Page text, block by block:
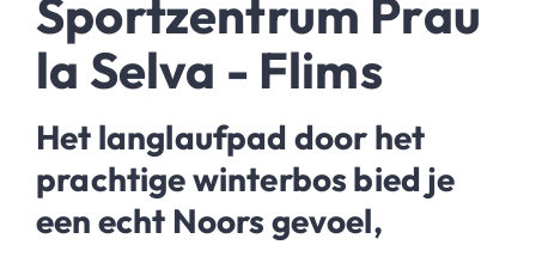
Sportzentrum Prau
la Selva - Flims
Het langlaufpad door het
prachtige winterbos bied je
een echt Noors gevoel,